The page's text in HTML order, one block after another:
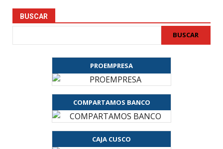
BUSCAR
BUSCAR
PROEMPRESA
COMPARTAMOS BANCO
CAJA CUSCO